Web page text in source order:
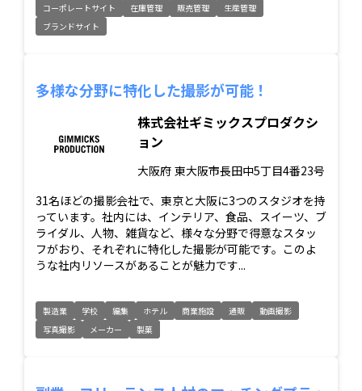
コーポレートサイト
在庫管理 販売管理
生産管理
ブランドサイト
多様な分野に特化した撮影が可能！
株式会社ギミックスプロダクシ
ョン
大阪府 東大阪市長田中5丁目4番23号
31名ほどの撮影会社で、東京と大阪に3つのスタジオを持
っています。社内には、インテリア、食品、スイーツ、ブ
ライダル、人物、雑貨など、様々な分野で得意なスタッ
フがおり、それぞれに特化した撮影が可能です。このよ
うな社内リソースがあることが魅力です...
製造業 学校 編集 ホテル 商業施設 通販
動画撮影
写真撮影
メーカー 製菓